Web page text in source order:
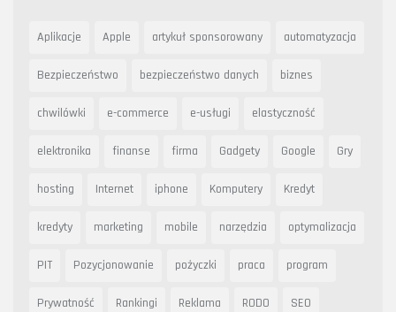
Aplikacje Apple artykuł sponsorowany automatyzacja
Bezpieczeństwo bezpieczeństwo danych biznes
chwilówki e-commerce e-usługi elastyczność
elektronika finanse firma Gadgety Google Gry
hosting Internet iphone Komputery Kredyt
kredyty marketing mobile narzędzia optymalizacja
PIT Pozycjonowanie pożyczki praca program
Prywatność Rankingi Reklama RODO SEO